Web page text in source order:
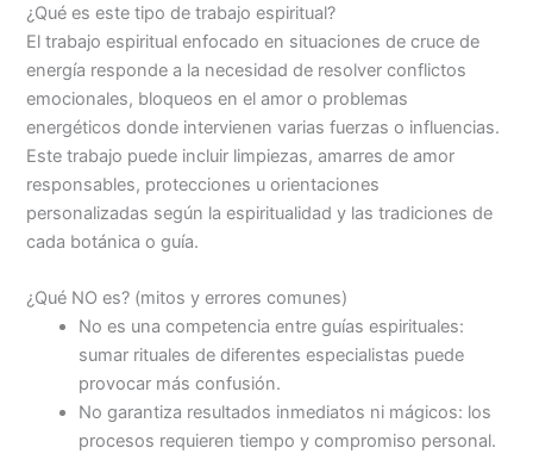
¿Qué es este tipo de trabajo espiritual?
El trabajo espiritual enfocado en situaciones de cruce de
energía responde a la necesidad de resolver conflictos
emocionales, bloqueos en el amor o problemas
energéticos donde intervienen varias fuerzas o influencias.
Este trabajo puede incluir limpiezas, amarres de amor
responsables, protecciones u orientaciones
personalizadas según la espiritualidad y las tradiciones de
cada botánica o guía.
¿Qué NO es? (mitos y errores comunes)
No es una competencia entre guías espirituales:
sumar rituales de diferentes especialistas puede
provocar más confusión.
No garantiza resultados inmediatos ni mágicos: los
procesos requieren tiempo y compromiso personal.